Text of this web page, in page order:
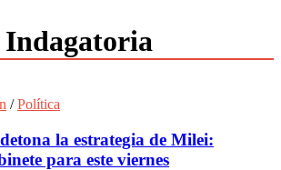
Indagatoria
/Política
la estrategia de Milei:
para este viernes